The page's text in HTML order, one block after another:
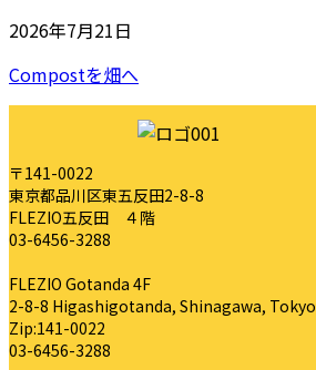
2026年7月21日
Compostを畑へ
〒141-0022
東京都品川区東五反田2-8-8
FLEZIO五反田 ４階
03-6456-3288
FLEZIO Gotanda 4F
2-8-8 Higashigotanda, Shinagawa, Tokyo
Zip:141-0022
03-6456-3288